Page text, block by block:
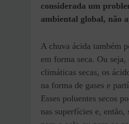
considerada um
ambiental global, não
A chuva ácida também
em forma seca. Ou seja,
climáticas secas, os
na forma de gases e
Esses poluentes secos
nas superfícies e, então,